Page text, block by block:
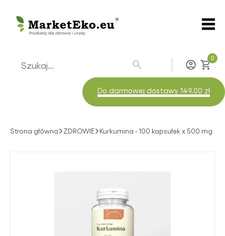
Zaloguj
0
Do darmowej dostawy 149.00 zł
Strona główna ZDROWIE Kurkumina - 100 kapsułek x 500 mg